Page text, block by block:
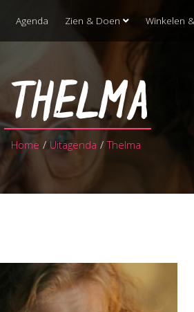
Agenda Zien & Doen Winkelen
THELMA
Home / Uitagenda / Thelma